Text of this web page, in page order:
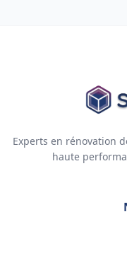
Experts en rénovation
haute